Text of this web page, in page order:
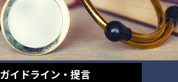
ガイドライン・提言